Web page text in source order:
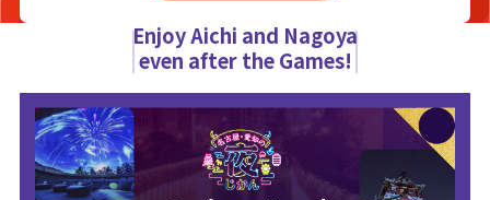
Enjoy Aichi and Nagoya
even after the Games!